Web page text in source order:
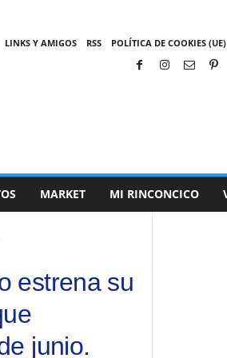
LINKS Y AMIGOS RSS POLÍTICA DE COOKIES (UE)
MARKET MI RINCONCICO
estrena su
junio.